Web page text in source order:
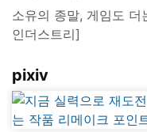
소유의 종말, 게임도
인더스트리]
pixiv